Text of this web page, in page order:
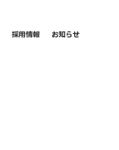
採用情報 お知らせ